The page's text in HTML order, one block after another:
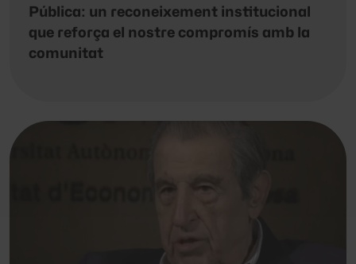
Pública: un reconeixement institucional
que reforça el nostre compromís amb la
comunitat